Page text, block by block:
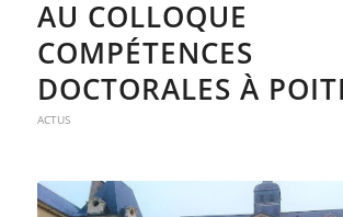
AU COLLOQUE
COMPÉTENCES
DOCTORALES À
ACTUS